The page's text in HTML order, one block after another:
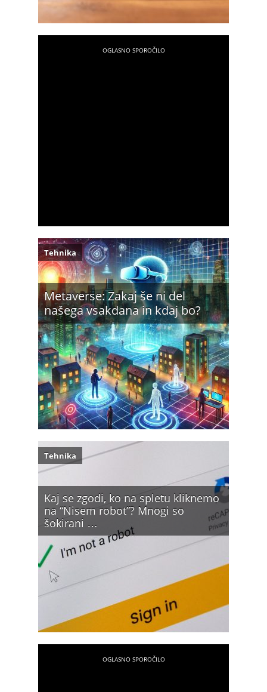
Metaverse: Zakaj še ni del
našega vsakdana in kdaj bo?
Tehnika
Kaj se zgodi, ko na spletu kliknemo
na “Nisem robot”? Mnogi so
šokirani …
Tehnika